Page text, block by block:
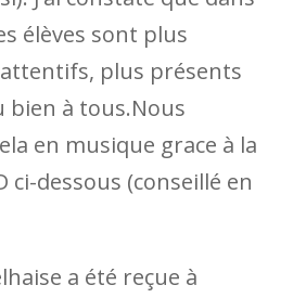
élèves sont plus
plus présents
bien à tous.Nous
en musique grace à la
ci-dessous (conseillé en
a été reçue à